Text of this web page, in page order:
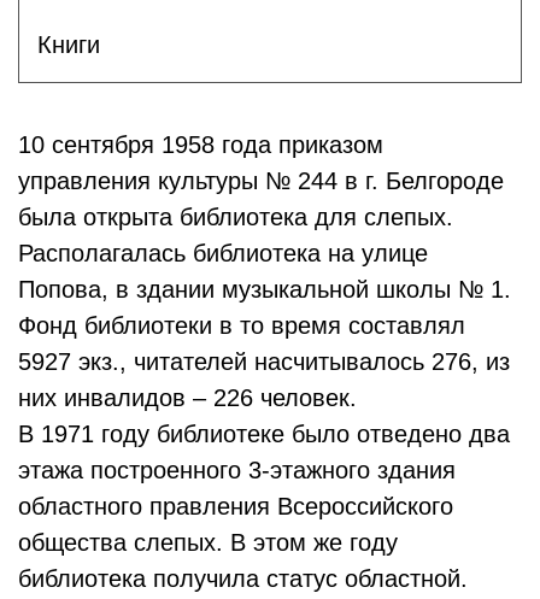
Книги
10 сентября 1958 года приказом
управления культуры № 244 в г. Белгороде
была открыта библиотека для слепых.
Располагалась библиотека на улице
Попова, в здании музыкальной школы № 1.
Фонд библиотеки в то время составлял
5927 экз., читателей насчитывалось 276, из
них инвалидов – 226 человек.
В 1971 году библиотеке было отведено два
этажа построенного 3-этажного здания
областного правления Всероссийского
общества слепых. В этом же году
библиотека получила статус областной.